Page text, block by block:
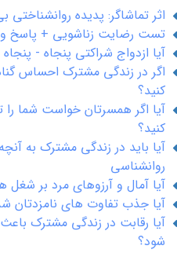
اثر تماشاگر: پدیده
تست رضایت زناشویی + پاسخ و
آیا ازدواج شراکتی پنجاه -
اگر در زندگی مشترک احساس
کنید؟
آیا اگر همسرتان خواست شما
کنید؟
آیا باید در زندگی مشترک به
روانشناسی
آیا آمال و آرزوهای مرد بر
آیا جذب تفاوت های نامزدتان
آیا رقابت در زندگی مشترک
شود؟